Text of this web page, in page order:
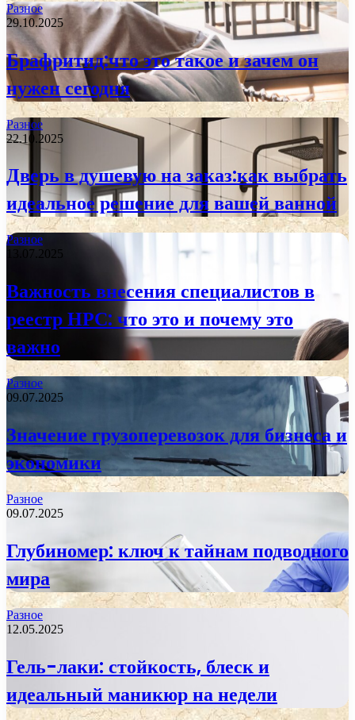
Разное
29.10.2025
Брафритид:что это такое и зачем он
нужен сегодня
Разное
22.10.2025
Дверь в душевую на заказ:как выбрать
идеальное решение для вашей ванной
Разное
13.07.2025
Важность внесения специалистов в
реестр НРС: что это и почему это
важно
Разное
09.07.2025
Значение грузоперевозок для бизнеса и
экономики
Разное
09.07.2025
Глубиномер: ключ к тайнам подводного
мира
Разное
12.05.2025
Гель-лаки: стойкость, блеск и
идеальный маникюр на недели